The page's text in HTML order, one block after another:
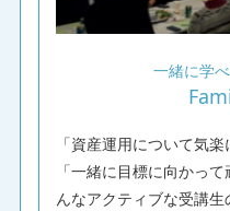
一緒に学
「資産運用について気
「一緒に目標に向かっ
んなアクティブな受講生